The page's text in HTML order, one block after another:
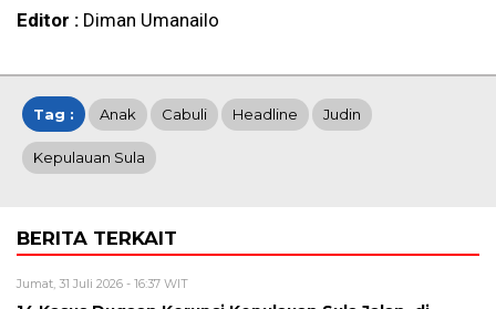
Editor : Diman Umanailo
Tag : Anak Cabuli Headline Judin
Kepulauan Sula
BERITA TERKAIT
Jumat, 31 Juli 2026 - 16:37 WIT